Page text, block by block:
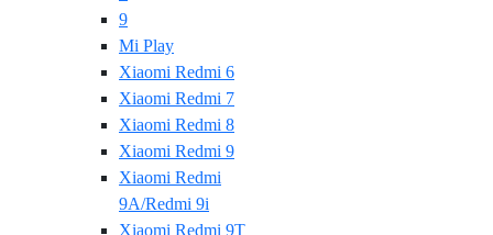
9
Mi Play
Xiaomi Redmi 6
Xiaomi Redmi 7
Xiaomi Redmi 8
Xiaomi Redmi 9
Xiaomi Redmi
9A/Redmi 9i
Xiaomi Redmi 9T